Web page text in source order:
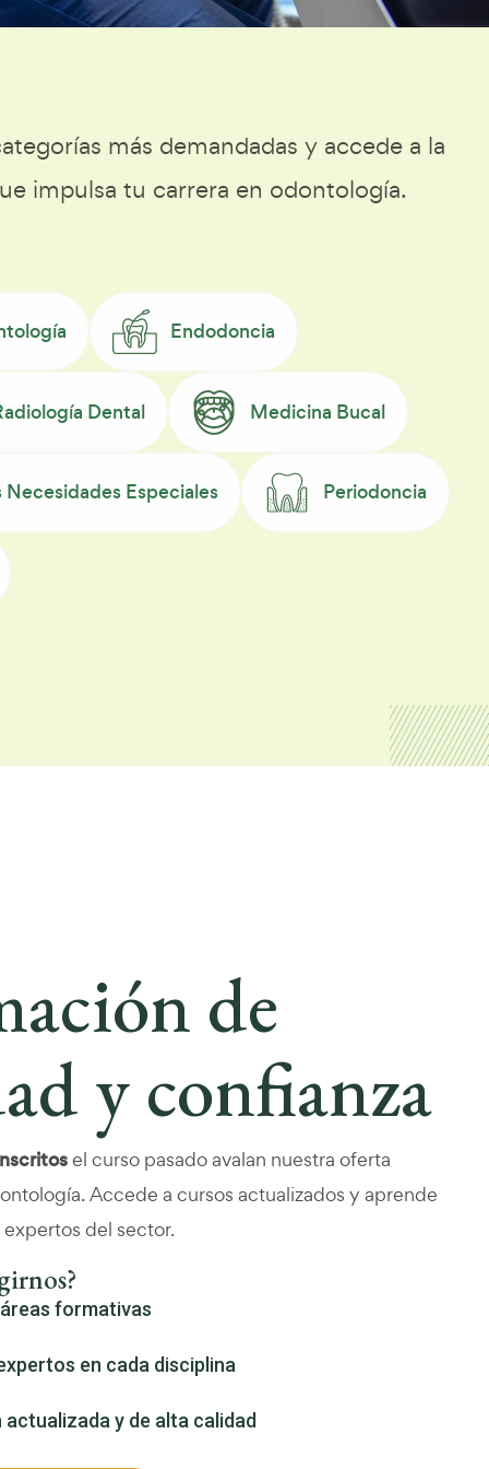
más demandadas y accede a la
impulsa tu carrera en odontología.
Endodoncia
Dental Medicina Bucal
Necesidades Especiales Periodoncia
de
y confianza
el curso pasado avalan nuestra oferta
Accede a cursos actualizados y aprende
del sector.
formativas
en cada disciplina
y de alta calidad